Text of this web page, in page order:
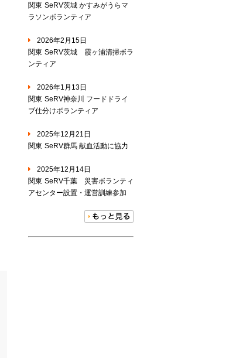
関東 SeRV茨城 かすみがうらマ
ラソンボランティア
2026年2月15日
関東 SeRV茨城 霞ヶ浦清掃ボラ
ンティア
2026年1月13日
関東 SeRV神奈川 フードドライ
ブ仕分けボランティア
2025年12月21日
関東 SeRV群馬 献血活動に協力
2025年12月14日
関東 SeRV千葉 災害ボランティ
アセンター設置・運営訓練参加